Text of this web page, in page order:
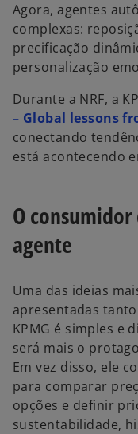
Agora, agentes
complexas:
precificação
personalização
Durante a NRF, a
– Global lessons
conectando
está acontecendo
O
agente
Uma das ideias
apresentadas
KPMG é simples e
será mais o
Em vez disso, ele
para comparar
opções e definir
sustentabilidade,